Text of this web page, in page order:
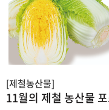
11월의 제철 농산물
[제철농산물]